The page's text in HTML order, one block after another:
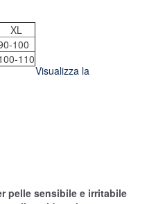
XL
100
110
Visualizza la
pelle sensibile e irritabile